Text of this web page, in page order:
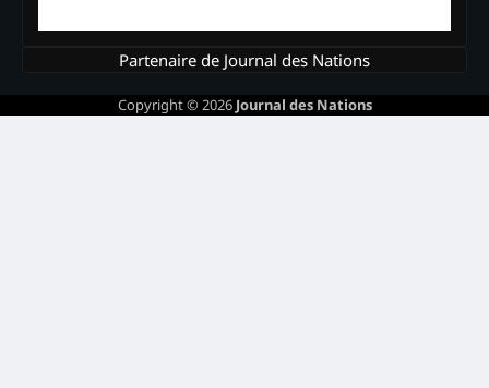
Partenaire de Journal des Nations
Copyright © 2026 Journal des Nations